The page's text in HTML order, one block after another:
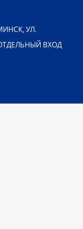
УЛ.
ВХОД